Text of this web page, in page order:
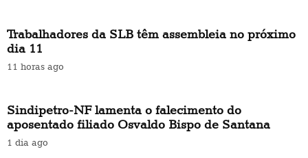
Trabalhadores da SLB têm assembleia no próximo
dia 11
11 horas ago
Sindipetro-NF lamenta o falecimento do
aposentado filiado Osvaldo Bispo de Santana
1 dia ago